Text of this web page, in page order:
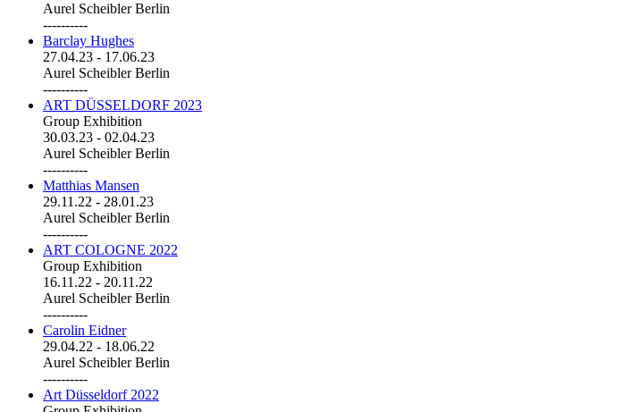
Aurel Scheibler Berlin
----------
Barclay Hughes
27.04.23 - 17.06.23
Aurel Scheibler Berlin
----------
ART DÜSSELDORF 2023
Group Exhibition
30.03.23 - 02.04.23
Aurel Scheibler Berlin
----------
Matthias Mansen
29.11.22 - 28.01.23
Aurel Scheibler Berlin
----------
ART COLOGNE 2022
Group Exhibition
16.11.22 - 20.11.22
Aurel Scheibler Berlin
----------
Carolin Eidner
29.04.22 - 18.06.22
Aurel Scheibler Berlin
----------
Art Düsseldorf 2022